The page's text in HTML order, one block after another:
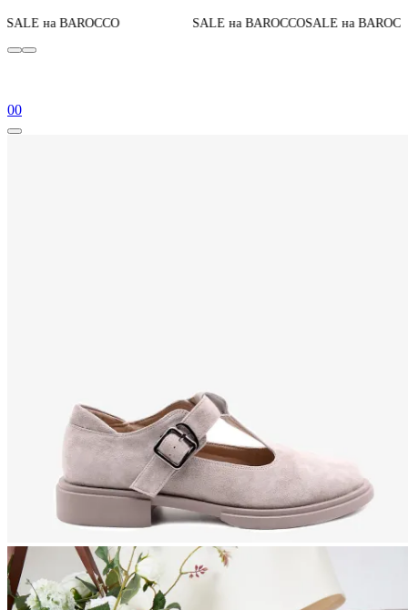
SALE на BAROCCOSALE на BAROCCOДо конца акции
00